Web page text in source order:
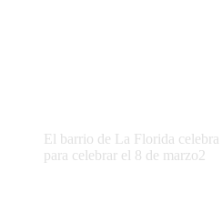
El barrio de La Florida
para celebrar el 8 de marzo2